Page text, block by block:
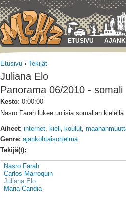
ETUSIVU
Etusivu › Tekijät
Juliana Elo
Panorama 06/2010 - somali
Kesto: 0:00:00
Nasro Farah lukee uutisia somalian kielellä.
Aiheet: internet kieli koulut
Genre: ajankohtaisohjelma
Tekijä(t):
Nasro Farah
Carlos Marroquin
Juliana Elo
Maria Candia